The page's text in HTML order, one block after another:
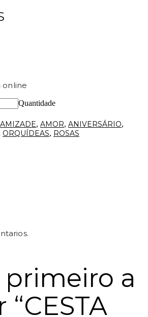
online
Quantidade
AMIZADE, AMOR, ANIVERSÁRIO,
ORQUÍDEAS, ROSAS
primeiro a
“CESTA